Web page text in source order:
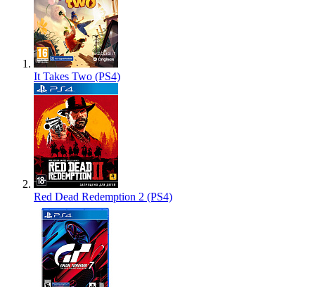
It Takes Two (PS4)
Red Dead Redemption 2 (PS4)